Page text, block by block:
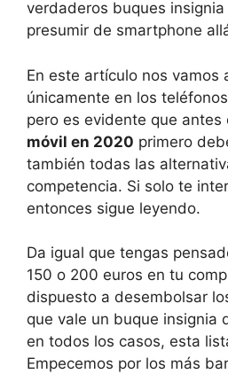
verdaderos buques
presumir de smartphone
En este artículo nos vamos
únicamente en los
pero es evidente que antes
móvil en 2020 primero
también todas las
competencia. Si solo te
entonces sigue leyendo.
Da igual que tengas
150 o 200 euros en tu
dispuesto a desembolsar
que vale un buque insignia
en todos los casos, esta
Empecemos por los más